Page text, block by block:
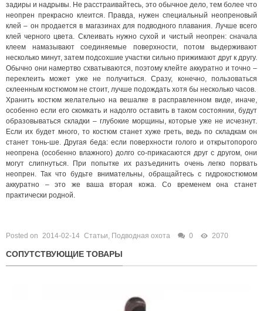
задиры и надрывы. Не расстраивайтесь, это обычное дело, тем более что
неопрен прекрасно клеится. Правда, нужен специальный неопреновый
клей – он продается в магазинах для подводного плавания. Лучше всего
клей черного цвета. Склеивать нужно сухой и чистый неопрен: сначала
клеем намазывают соединяемые поверхности, потом выдерживают
несколько минут, затем подсохшие участки сильно прижимают друг к другу.
Обычно они намертво схватываются, поэтому клейте аккуратно и точно –
переклеить может уже не получиться. Сразу, конечно, пользоваться
склеенным костюмом не стоит, лучше подождать хотя бы несколько часов.
Хранить костюм желательно на вешалке в расправленном виде, иначе,
особенно если его скомкать и надолго оставить в таком состоянии, будут
образовываться складки – глубокие морщины, которые уже не исчезнут.
Если их будет много, то костюм станет хуже греть, ведь по складкам он
станет тонь-ше. Другая беда: если поверхности голого и открытопорого
неопрена (особенно влажного) долго со-прикасаются друг с другом, они
могут слипнуться. При попытке их разъединить очень легко порвать
неопрен. Так что будьте внимательны, обращайтесь с гидрокостюмом
аккуратно – это же ваша вторая кожа. Со временем она станет
практически родной.
Posted on 2014-02-14 Статьи, Подводная охота 0 2070
СОПУТСТВУЮЩИЕ ТОВАРЫ